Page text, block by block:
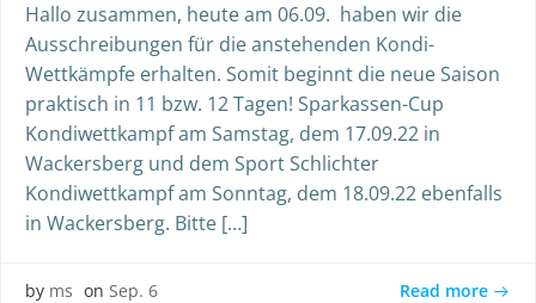
Hallo zusammen, heute am 06.09. haben wir die
Ausschreibungen für die anstehenden Kondi-
Wettkämpfe erhalten. Somit beginnt die neue Saison
praktisch in 11 bzw. 12 Tagen! Sparkassen-Cup
Kondiwettkampf am Samstag, dem 17.09.22 in
Wackersberg und dem Sport Schlichter
Kondiwettkampf am Sonntag, dem 18.09.22 ebenfalls
in Wackersberg. Bitte […]
by ms on Sep. 6 Read more